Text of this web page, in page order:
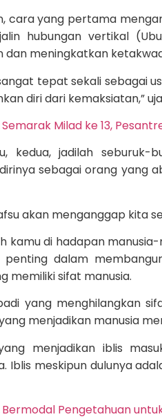
cara yang pertama
hubungan vertikal
dan meningkatkan
tepat sekali sebagai
diri dari kemaksiatan,”
Semarak Milad ke 13,
kedua, jadilah
sebagai orang yang
akan menganggap kita
kamu di hadapan
dalam
memiliki sifat manusia.
yang menghilangkan
menjadikan manusia
menjadikan iblis
Iblis meskipun dulunya
Bermodal Pengetahuan